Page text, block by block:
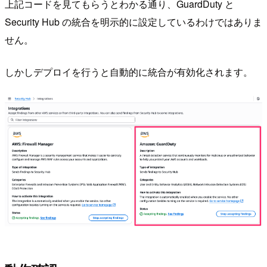
上記コードを見てもらうとわかる通り、GuardDuty と
Security Hub の統合を明示的に設定しているわけではありま
せん。
しかしデプロイを行うと自動的に統合が有効化されます。